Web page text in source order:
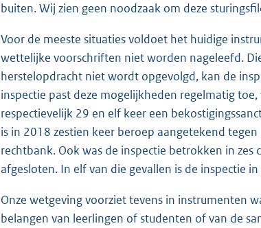
buiten. Wij zien geen noodzaak om deze
Voor de meeste situaties voldoet het huidige
wettelijke voorschriften niet worden nageleefd.
herstelopdracht niet wordt opgevolgd, kan de
inspectie past deze mogelijkheden regelmatig
respectievelijk 29 en elf keer een
is in 2018 zestien keer beroep aangetekend
rechtbank. Ook was de inspectie betrokken in
afgesloten. In elf van die gevallen is de inspectie
Onze wetgeving voorziet tevens in instrumenten
belangen van leerlingen of studenten of van de